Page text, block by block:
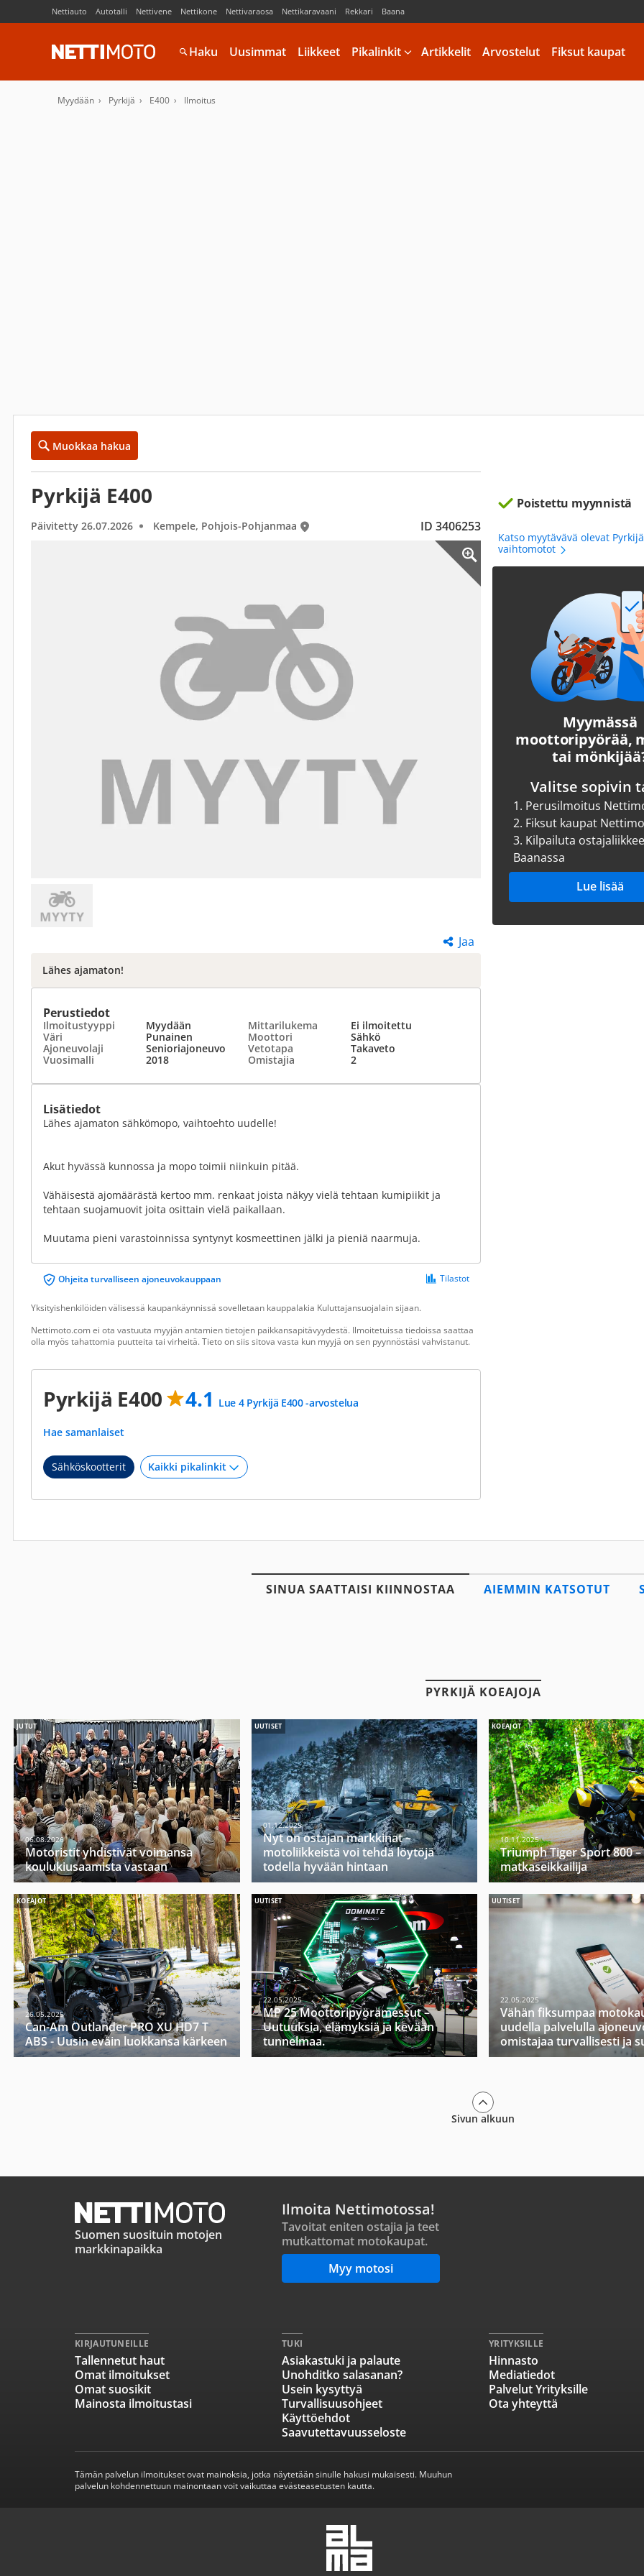
Nettiauto Autotalli Nettivene Nettikone Nettivaraosa Nettikaravaani Rekkari Baana
Haku Uusimmat Liikkeet Pikalinkit Artikkelit Arvostelut Fiksut kaupat
Myydään Pyrkijä E400 Ilmoitus
Muokkaa hakua
Pyrkijä E400
Päivitetty 26.07.2026 Kempele, Pohjois-Pohjanmaa ID 3406253
Jaa
Lähes ajamaton!
Perustiedot
Ilmoitustyyppi Myydään Mittarilukema
Ei ilmoitettu
Väri
Punainen Moottori
Sähkö
Ajoneuvolaji
Senioriajoneuvo Vetotapa
Takaveto
Vuosimalli
2018 Omistajia 2
Lisätiedot
Lähes ajamaton sähkömopo, vaihtoehto uudelle!
Akut hyvässä kunnossa ja mopo toimii niinkuin pitää.
Vähäisestä ajomäärästä kertoo mm. renkaat joista näkyy vielä tehtaan kumipiikit ja
tehtaan suojamuovit joita osittain vielä paikallaan.
Muutama pieni varastoinnissa syntynyt kosmeettinen jälki ja pieniä naarmuja.
Ohjeita turvalliseen ajoneuvokauppaan Tilastot
Yksityishenkilöiden välisessä kaupankäynnissä sovelletaan kauppalakia Kuluttajansuojalain sijaan.
Nettimoto.com ei ota vastuuta myyjän antamien tietojen paikkansapitävyydestä. Ilmoitetuissa tiedoissa saattaa
olla myös tahattomia puutteita tai virheitä. Tieto on siis sitova vasta kun myyjä on sen pyynnöstäsi vahvistanut.
Pyrkijä E400 4.1 Lue 4 Pyrkijä E400 -arvostelua
Hae samanlaiset
Sähköskootterit
Poistettu myynnistä
Katso myytävävä olevat
vaihtomotot
Myymässä
moottoripyörää,
tai
Valitse sopivin
1. Perusilmoitus
2. Fiksut kaupat
3. Kilpailuta
Baanassa
Lue lisää
SINUA SAATTAISI KIINNOSTAA AIEMMIN KATSOTUT
PYRKIJÄ KOEAJOJA
JUTUT
06.08.2026
Motoristit yhdistivät voimansa
koulukiusaamista vastaan
UUTISET
01.12.2025
Nyt on ostajan markkinat –
motoliikkeistä voi tehdä löytöjä
todella hyvään hintaan
KOEAJOT
10.11.2025
Triumph Tiger Sport 800
matkaseikkailija
KOEAJOT
26.05.2025
Can-Am Outlander PRO XU HD7 T
ABS - Uusin eväin luokkansa kärkeen
UUTISET
22.05.2025
MP 25 Moottoripyörämessut –
Uutuuksia, elämyksiä ja kevään
tunnelmaa.
UUTISET
22.05.2025
Vähän fiksumpaa
uudella palvelulla
omistajaa turvallisesti ja
Sivun alkuun
Suomen suosituin motojen
markkinapaikka
Ilmoita Nettimotossa!
Tavoitat eniten ostajia ja teet
mutkattomat motokaupat.
Myy motosi
KIRJAUTUNEILLE
Tallennetut haut
Omat ilmoitukset
Omat suosikit
Mainosta ilmoitustasi
TUKI
Asiakastuki ja palaute
Unohditko salasanan?
Usein kysyttyä
Turvallisuusohjeet
Käyttöehdot
Saavutettavuusseloste
YRITYKSILLE
Hinnasto
Mediatiedot
Palvelut Yrityksille
Ota yhteyttä
Tämän palvelun ilmoitukset ovat mainoksia, jotka näytetään sinulle hakusi mukaisesti. Muuhun
palvelun kohdennettuun mainontaan voit vaikuttaa evästeasetusten kautta.